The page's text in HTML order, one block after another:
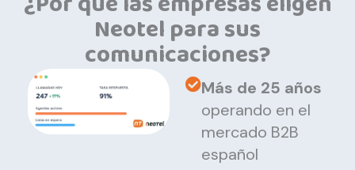
Neotel para sus
comunicaciones?
Más de 25 años
operando en el
mercado B2B
español